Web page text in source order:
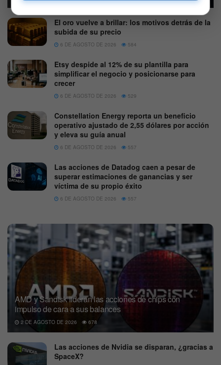
El oro vuelve a brillar: los motivos detrás de la
subida de su precio
6 DE AGOSTO DE 2026 584
Etsy despide al 12% de su plantilla para
simplificar el negocio y posicionarse para
crecer
6 DE AGOSTO DE 2026 529
Constellation Energy reporta un beneficio
operativo ajustado de 2,55 dólares por acción
y eleva su guía anual
6 DE AGOSTO DE 2026 557
Las acciones de Datadog caen a pesar de
superar estimaciones de ganancias y ser
víctima de su propio éxito
6 DE AGOSTO DE 2026 557
AMD y Sandisk lideran las acciones de chips con
impulso de cara a sus balances
2 DE AGOSTO DE 2026 678
Las acciones de Nvidia se disparan, ¿gracias a
SpaceX?